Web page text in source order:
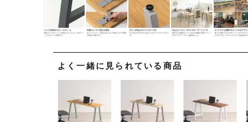
よく一緒に見られている商品